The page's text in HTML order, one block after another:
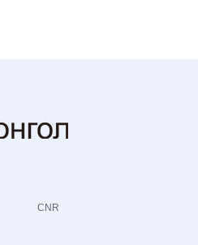
CNR